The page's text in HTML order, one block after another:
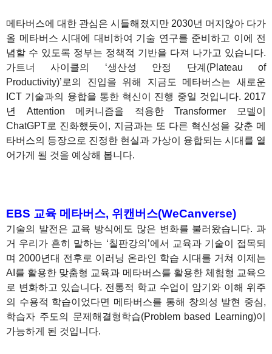
메타버스에 대한 관심은 시들해졌지만 2030년 머지않아 다가
올 메타버스 시대에 대비하여 기술 연구를 준비하고 이에 전
념할 수 있도록 정부는 정책적 기반을 다져 나가고 있습니다.
가트너 사이클의 ‘생산성 안정 단계(Plateau of
Productivity)’로의 진입을 위해 지금도 메타버스는 새로운
ICT 기술과의 융합을 통한 혁신이 진행 중일 것입니다. 2017
년 Attention 메커니즘을 적용한 Transformer 모델이
ChatGPT로 진화했듯이, 지금과는 또 다른 혁신성을 갖춘 메
타버스의 등장으로 진정한 현실과 가상이 융합되는 시대를 열
어가게 될 것을 예상해 봅니다.
EBS 교육 메타버스, 위캔버스(WeCanverse)
기술의 발전은 교육 방식에도 많은 변화를 불러왔습니다. 과
거 우리가 흔히 말하는 ‘칠판강의’에서 교육과 기술이 접목되
며 2000년대 전후로 이러닝 온라인 학습 시대를 거쳐 이제는
AI를 활용한 맞춤형 교육과 메타버스를 활용한 체험형 교육으
로 변화하고 있습니다. 전통적 학교 수업이 암기와 이해 위주
의 수용적 학습이었다면 메타버스를 통해 창의성 발현 중심,
학습자 주도의 문제해결형학습(Problem based Learning)이
가능하게 된 것입니다.